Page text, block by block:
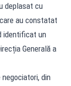
deplasat cu
au constatat
identificat un
Generală a
din